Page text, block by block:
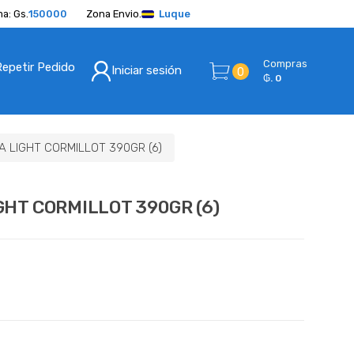
Gs.150000 Zona Envio. Luque
Pedido Iniciar sesión 0
Compras
₲. 0
LIGHT CORMILLOT 390GR (6)
CORMILLOT 390GR (6)